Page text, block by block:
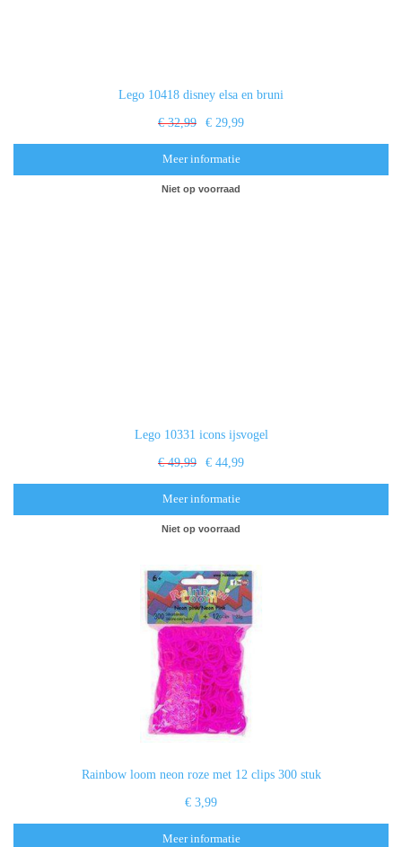
Lego 10418 disney elsa en bruni
€ 32,99 € 29,99
Meer informatie
Niet op voorraad
Lego 10331 icons ijsvogel
€ 49,99 € 44,99
Meer informatie
Niet op voorraad
Rainbow loom neon roze met 12 clips 300 stuk
€ 3,99
Meer informatie